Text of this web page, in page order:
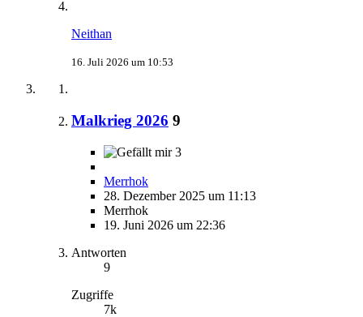
Neithan
16. Juli 2026 um 10:53
Malkrieg 2026 9
3
Merrhok
28. Dezember 2025 um 11:13
Merrhok
19. Juni 2026 um 22:36
Antworten
9
Zugriffe
7k